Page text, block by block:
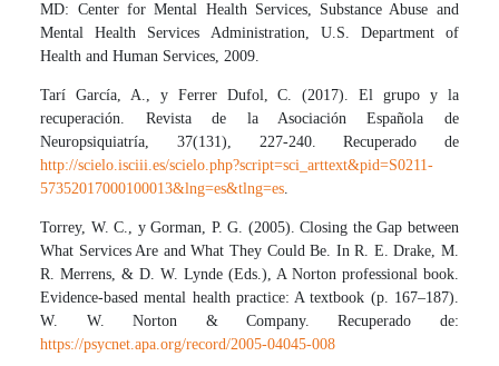
MD: Center for Mental Health Services, Substance Abuse and
Mental Health Services Administration, U.S. Department of
Health and Human Services, 2009.
Tarí García, A., y Ferrer Dufol, C. (2017). El grupo y la
recuperación. Revista de la Asociación Española de
Neuropsiquiatría, 37(131), 227-240. Recuperado de
http://scielo.isciii.es/scielo.php?script=sci_arttext&pid=S0211-
57352017000100013&lng=es&tlng=es.
Torrey, W. C., y Gorman, P. G. (2005). Closing the Gap between
What Services Are and What They Could Be. In R. E. Drake, M.
R. Merrens, & D. W. Lynde (Eds.), A Norton professional book.
Evidence-based mental health practice: A textbook (p. 167–187).
W. W. Norton & Company. Recuperado de:
https://psycnet.apa.org/record/2005-04045-008